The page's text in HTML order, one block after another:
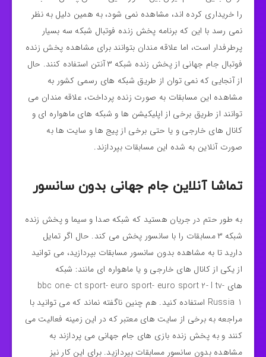
را خریداری کرده اند، مشاهده نمی شود، به همین دلیل به نظر
نمی‌ رسد با این که برنامه پخش زنده فوتبال شبکه سه بسیار
پرطرفدار است، اما علاقه مندان بتوانند برای مشاهده پخش زنده
فوتبال جام جهانی از پخش زنده شبکه ۳ آنتن استفاده کنند. حال
از آنجایی که نمی توان از طریق شبکه‌ های رسمی کشور به
مشاهده این مسابقات به صورت زنده پرداخت، علاقه مندان می
توانند از طریق برخی از اپلیکیشن ها و شبکه‌ های ماهواره‌ ای و
کانال های خارجی و یا حتی برخی از پیج ها و سایت ها به
صورت آنلاین به شده این مسابقات بپردازند.
تماشا آنلاین جام جهانی بدون سانسور
به طور حتم در جریان هستید که شبکه صدا و سیما و پخش زنده
شبکه ۳ مسابقات را با سانسور پخش می‌ کند. حال اگر تمایل
دارید تا به مشاهده بدون سانسور مسابقات بپردازید، می توانید
از یکی از کانال های خارجی و یا ماهواره ای مانند: شبکه
های bbc one- ct sport- euro sport- euro sport 2- I tv-
Russia 1 استفاده کنید. هم چنین ناگفته نماند که می توانید با
مراجعه به برخی از سایت های معتبر که در این زمینه فعالیت می‌
کنند و به پخش زنده بازی های جام جهانی می‌ پردازند به
مشاهده بدون سانسور مسابقات بپردازید. برای این کار نیز